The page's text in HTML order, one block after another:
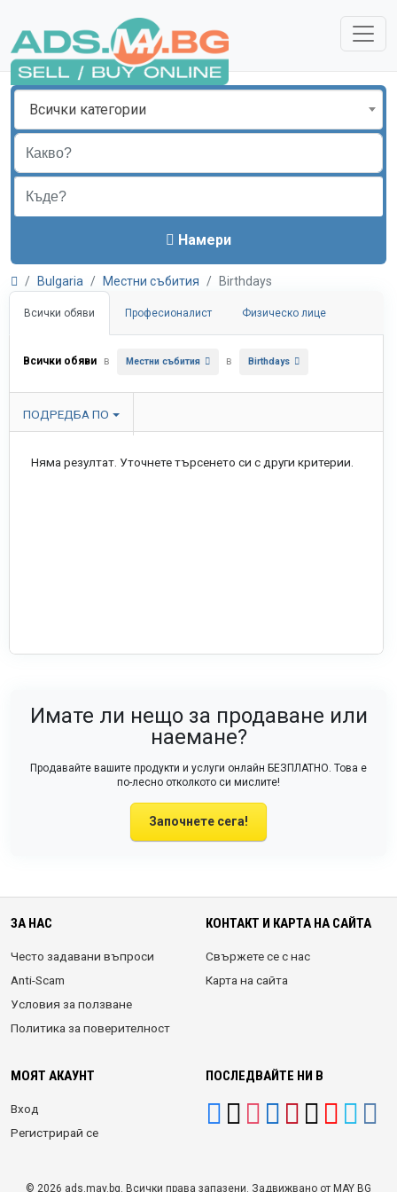
Всички категории
Намери
Bulgaria Местни събития Birthdays
Всички обяви Професионалист Физическо лице
Всички обяви в Местни събития в Birthdays
ПОДРЕДБА ПО
Няма резултат. Уточнете търсенето си с други критерии.
Имате ли нещо за продаване или
наемане?
Продавайте вашите продукти и услуги онлайн БЕЗПЛАТНО. Това е
по-лесно отколкото си мислите!
Започнете сега!
ЗА НАС
Често задавани въпроси
Anti-Scam
Условия за ползване
Политика за поверителност
КОНТАКТ И КАРТА НА САЙТА
Свържете се с нас
Карта на сайта
МОЯТ АКАУНТ
Вход
Регистрирай се
ПОСЛЕДВАЙТЕ НИ В
© 2026 ads.may.bg. Всички права запазени. Задвижвано от MAY BG